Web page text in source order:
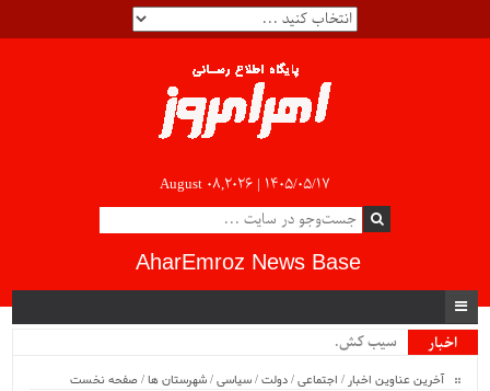
August 08,2026 | ۱۴۰۵/۰۵/۱۷
AharEmroz News Base
اخبار
سیب کشاورزا_
آخرین عناوین اخبار / اجتماعی/دولت/سیاسی/شهرستان ها/صفحه نخست